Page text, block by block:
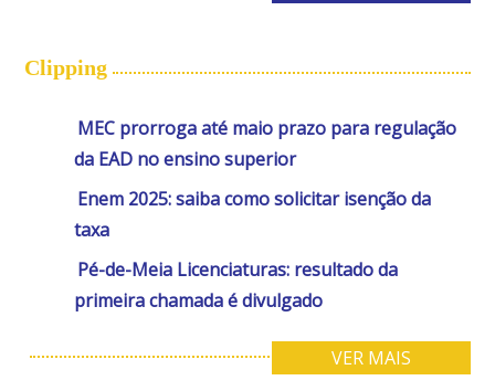
Clipping
MEC prorroga até maio prazo para regulação
da EAD no ensino superior
Enem 2025: saiba como solicitar isenção da
taxa
Pé-de-Meia Licenciaturas: resultado da
primeira chamada é divulgado
VER MAIS